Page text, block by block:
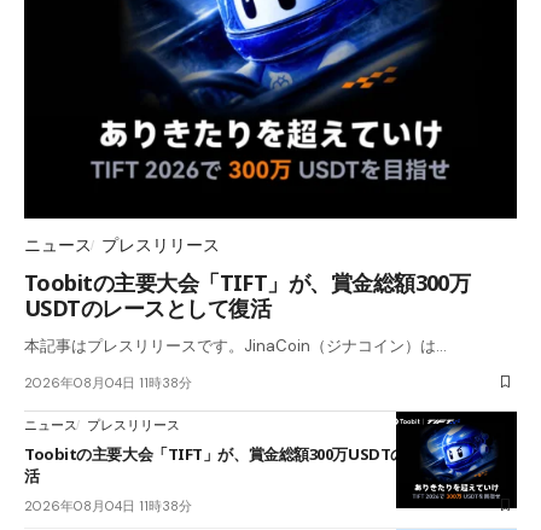
ニュース プレスリリース
Toobitの主要大会「TIFT」が、賞金総額300万
USDTのレースとして復活
本記事はプレスリリースです。JinaCoin（ジナコイン）は…
2026年08月04日 11時38分
ニュース プレスリリース
Toobitの主要大会「TIFT」が、賞金総額300万USDTのレースとして復
活
2026年08月04日 11時38分